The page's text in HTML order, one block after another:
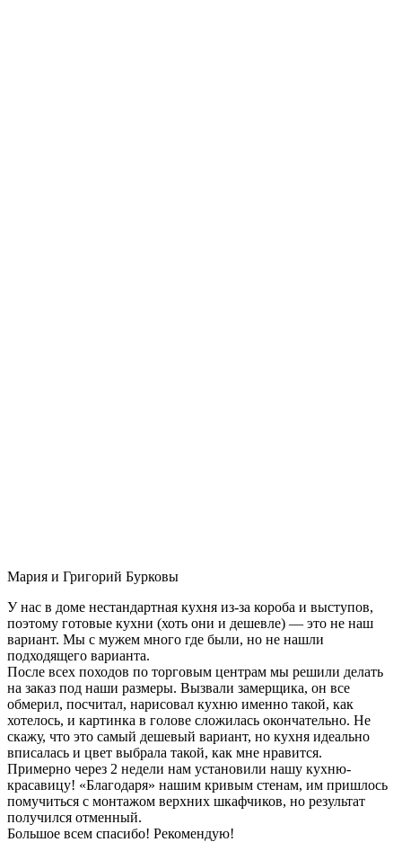
Мария и Григорий Бурковы
У нас в доме нестандартная кухня из-за короба и выступов,
поэтому готовые кухни (хоть они и дешевле) — это не наш
вариант. Мы с мужем много где были, но не нашли
подходящего варианта.
После всех походов по торговым центрам мы решили делать
на заказ под наши размеры. Вызвали замерщика, он все
обмерил, посчитал, нарисовал кухню именно такой, как
хотелось, и картинка в голове сложилась окончательно. Не
скажу, что это самый дешевый вариант, но кухня идеально
вписалась и цвет выбрала такой, как мне нравится.
Примерно через 2 недели нам установили нашу кухню-
красавицу! «Благодаря» нашим кривым стенам, им пришлось
помучиться с монтажом верхних шкафчиков, но результат
получился отменный.
Большое всем спасибо! Рекомендую!